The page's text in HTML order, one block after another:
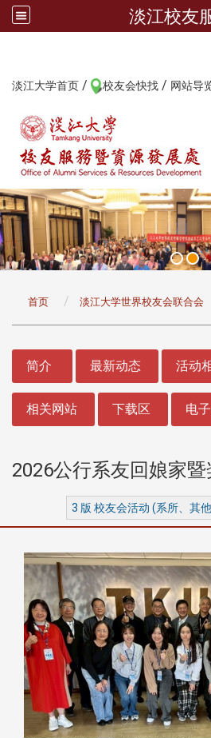
淡江校友
淡江大学首页 / 校友会快找 / 网站导
首页 淡江大学世界校友会联合会
简介 最新动态 活动
相关网站 下载区 电
2026公行系友回娘家
3 版 校友会活动 (系所、其